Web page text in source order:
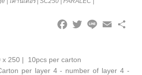
x 250 | 10pcs per carton
per layer 4 - number of layer 4 -